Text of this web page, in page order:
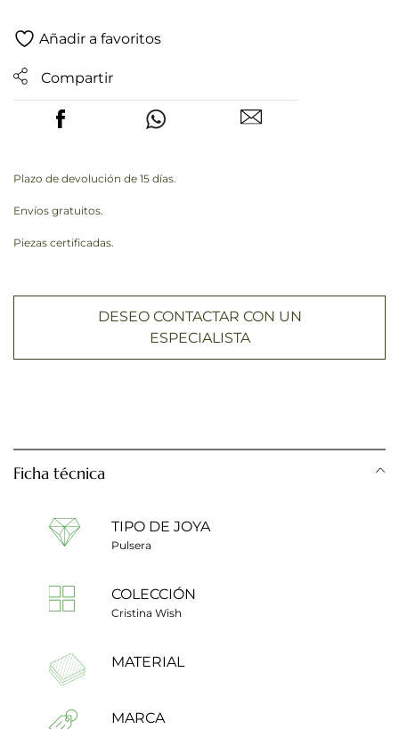
Añadir a favoritos
Compartir
Plazo de devolución de 15 días.
Envíos gratuitos.
Piezas certificadas.
DESEO CONTACTAR CON UN
ESPECIALISTA
Ficha técnica
TIPO DE JOYA
Pulsera
COLECCIÓN
Cristina Wish
MATERIAL
MARCA